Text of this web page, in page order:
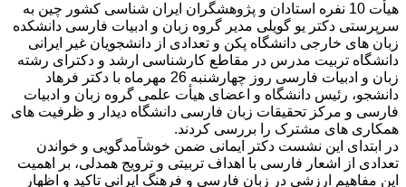
هیأت 10 نفره استادان و پژوهشگران ایران شناسی کشور چین به
سرپرستی دکتر یو گویلی مدیر گروه زبان و ادبیات فارسی دانشکده
زبان های خارجی دانشگاه پکن و تعدادی از دانشجویان غیر ایرانی
دانشگاه تربیت مدرس در مقاطع کارشناسی ارشد و دکترای رشته
زبان و ادبیات فارسی روز چهارشنبه 26 مهرماه با دکتر فرهاد
دانشجو، رئیس دانشگاه و اعضای هیأت علمی گروه زبان و ادبیات
فارسی و مرکز تحقیقات زبان فارسی دانشگاه دیدار و ظرفیت های
همکاری های مشترک را بررسی کردند.
در ابتدای این نشست دکتر ایمانی ضمن خوش‏آمد‏گویی و خواندن
تعدادی از اشعار فارسی با اهداف تربیتی و ترویج همدلی، بر اهمیت
این مفاهیم ارزشی در زبان فارسی و فرهنگ ایرانی تاکید و اظهار